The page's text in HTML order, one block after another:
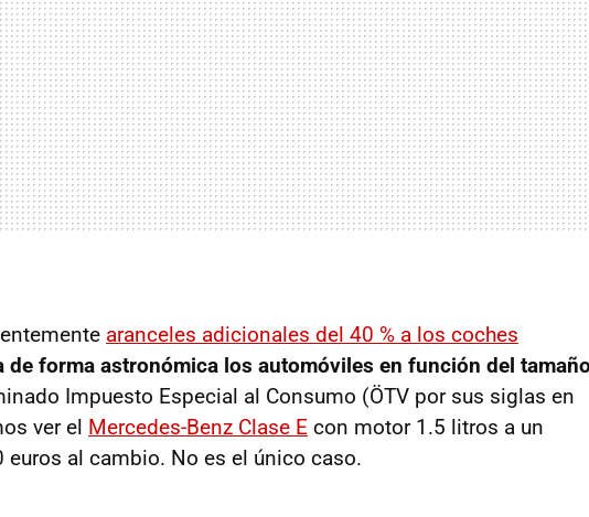
aranceles adicionales del 40 % a los coches
de forma astronómica los automóviles en función del tamaño
Impuesto Especial al Consumo (ÖTV por sus siglas en
ver el Mercedes-Benz Clase E con motor 1.5 litros a un
al cambio. No es el único caso.